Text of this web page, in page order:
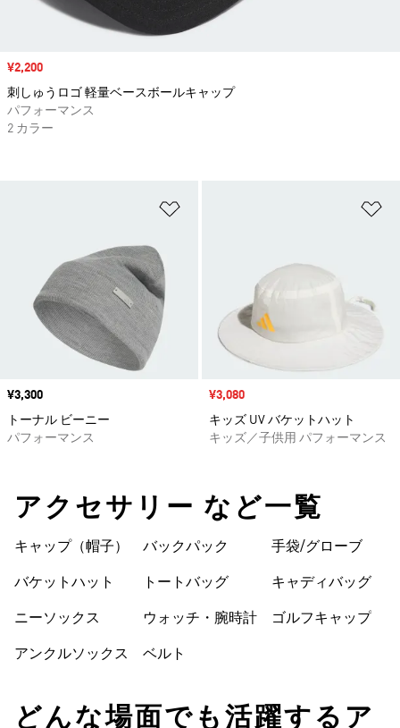
価格
¥3,300
トーナル ビーニー
パフォーマンス
セール価格
¥3,080
キッズ UV バケットハット
キッズ／子供用 パフォーマンス
セール価格
¥2,200
刺しゅうロゴ 軽量ベースボールキャップ
パフォーマンス
2 カラー
アクセサリー など一覧
キャップ（帽子）
バケットハット
ニーソックス
アンクルソックス
バックパック
トートバッグ
ウォッチ・腕時計
ベルト
手袋/グローブ
キャディバッグ
ゴルフキャップ
どんな場面でも活躍するア